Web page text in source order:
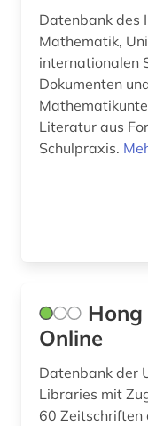
hebräisch (1)
heidelberger akademie der wissenschaften
(1)
Datenbank des
Mathematik, Universität Bielefeld, mit der
internationalen
Dokumenten
Literatur aus
Schulpraxis.
Hong
Online
Datenbank der
Libraries mit
60 Zeitschriften